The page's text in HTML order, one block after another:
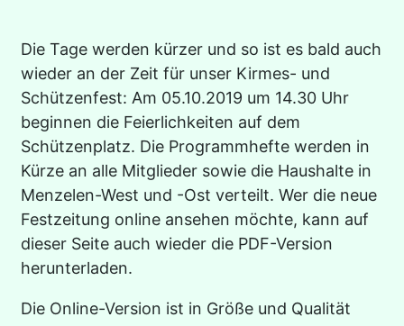
Die Tage werden kürzer und so ist es bald auch
wieder an der Zeit für unser Kirmes- und
Schützenfest: Am 05.10.2019 um 14.30 Uhr
beginnen die Feierlichkeiten auf dem
Schützenplatz. Die Programmhefte werden in
Kürze an alle Mitglieder sowie die Haushalte in
Menzelen-West und -Ost verteilt. Wer die neue
Festzeitung online ansehen möchte, kann auf
dieser Seite auch wieder die PDF-Version
herunterladen.
Die Online-Version ist in Größe und Qualität